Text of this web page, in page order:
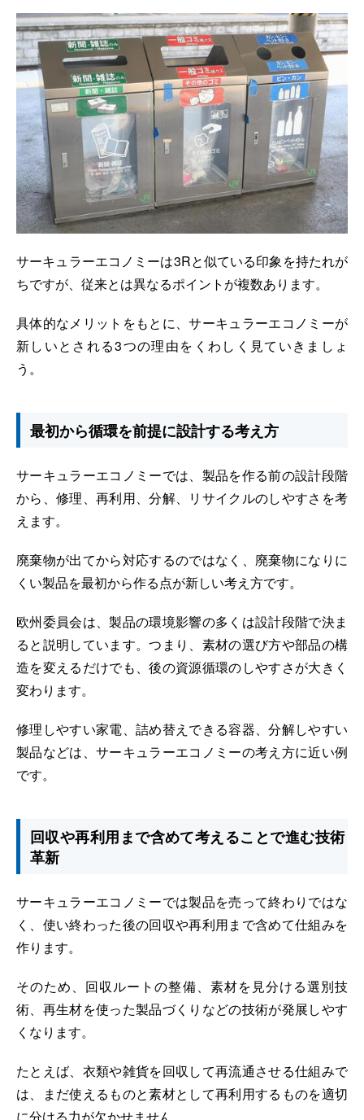
サーキュラーエコノミーは3Rと似ている印象を持たれが
ちですが、従来とは異なるポイントが複数あります。
具体的なメリットをもとに、サーキュラーエコノミーが
新しいとされる3つの理由をくわしく見ていきましょ
う。
最初から循環を前提に設計する考え方
サーキュラーエコノミーでは、製品を作る前の設計段階
から、修理、再利用、分解、リサイクルのしやすさを考
えます。
廃棄物が出てから対応するのではなく、廃棄物になりに
くい製品を最初から作る点が新しい考え方です。
欧州委員会は、製品の環境影響の多くは設計段階で決ま
ると説明しています。つまり、素材の選び方や部品の構
造を変えるだけでも、後の資源循環のしやすさが大きく
変わります。
修理しやすい家電、詰め替えできる容器、分解しやすい
製品などは、サーキュラーエコノミーの考え方に近い例
です。
回収や再利用まで含めて考えることで進む技術
革新
サーキュラーエコノミーでは製品を売って終わりではな
く、使い終わった後の回収や再利用まで含めて仕組みを
作ります。
そのため、回収ルートの整備、素材を見分ける選別技
術、再生材を使った製品づくりなどの技術が発展しやす
くなります。
たとえば、衣類や雑貨を回収して再流通させる仕組みで
は、まだ使えるものと素材として再利用するものを適切